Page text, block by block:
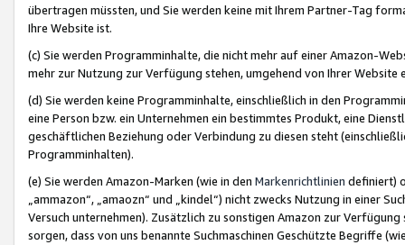
übertragen müssten, und Sie werden keine mit Ihrem Partner-Tag
Ihre Website ist.
(c) Sie werden Programminhalte, die nicht mehr auf einer Amazon-
mehr zur Nutzung zur Verfügung stehen, umgehend von Ihrer
(d) Sie werden keine Programminhalte, einschließlich in den
eine Person bzw. ein Unternehmen ein bestimmtes Produkt, eine
geschäftlichen Beziehung oder Verbindung zu diesen steht
Programminhalten).
(e) Sie werden Amazon-Marken (wie in den Markenrichtlinien definiert)
„ammazon“, „amaozn“ und „kindel“) nicht zwecks Nutzung in einer
Versuch unternehmen). Zusätzlich zu sonstigen Amazon zur
sorgen, dass von uns benannte Suchmaschinen Geschützte Begriffe